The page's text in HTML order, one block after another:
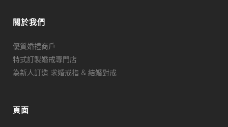
關於我們
優質婚禮商戶
特式訂製婚戒專門店
為新人訂造 求婚戒指 & 結婚對戒
頁面